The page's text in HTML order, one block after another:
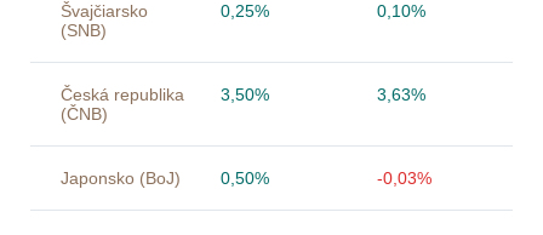
Švajčiarsko
(SNB)
0,25% 0,10%
Česká republika
(ČNB)
3,50% 3,63%
Japonsko (BoJ) 0,50% -0,03%